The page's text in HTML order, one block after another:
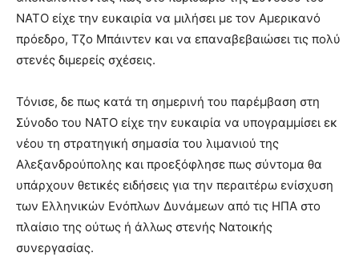
ΝΑΤΟ είχε την ευκαιρία να μιλήσει με τον Αμερικανό
πρόεδρο, Τζο Μπάιντεν και να επαναβεβαιώσει τις πολύ
στενές διμερείς σχέσεις.
Τόνισε, δε πως κατά τη σημερινή του παρέμβαση στη
Σύνοδο του ΝΑΤΟ είχε την ευκαιρία να υπογραμμίσει εκ
νέου τη στρατηγική σημασία του λιμανιού της
Αλεξανδρούπολης και προεξόφλησε πως σύντομα θα
υπάρχουν θετικές ειδήσεις για την περαιτέρω ενίσχυση
των Ελληνικών Ενόπλων Δυνάμεων από τις ΗΠΑ στο
πλαίσιο της ούτως ή άλλως στενής Νατοικής
συνεργασίας.